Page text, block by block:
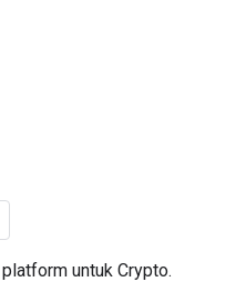
untuk Crypto.